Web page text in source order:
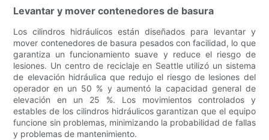
Levantar y mover contenedores de basura
Los cilindros hidráulicos están diseñados para levantar y
mover contenedores de basura pesados ​​con facilidad, lo que
garantiza un funcionamiento suave y reduce el riesgo de
lesiones. Un centro de reciclaje en Seattle utilizó un sistema
de elevación hidráulica que redujo el riesgo de lesiones del
operador en un 50 % y aumentó la capacidad general de
elevación en un 25 %. Los movimientos controlados y
estables de los cilindros hidráulicos garantizan que el equipo
funcione sin problemas, minimizando la probabilidad de fallas
y problemas de mantenimiento.